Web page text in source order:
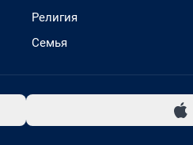
Религия
Семья